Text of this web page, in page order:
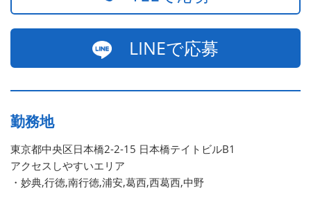
LINEで応募
勤務地
東京都中央区日本橋2-2-15 日本橋テイトビルB1
アクセスしやすいエリア
・妙典,行徳,南行徳,浦安,葛西,西葛西,中野